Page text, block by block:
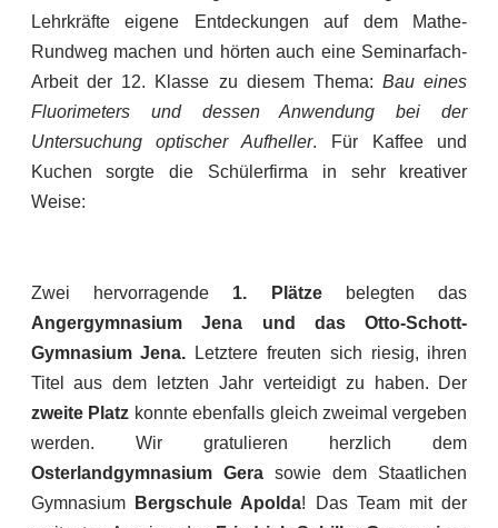
Lehrkräfte eigene Entdeckungen auf dem Mathe-
Rundweg machen und hörten auch eine Seminarfach-
Arbeit der 12. Klasse zu diesem Thema:Bau eines
Fluorimeters und dessen Anwendung bei der
Untersuchung optischer Aufheller. Für Kaffee und
Kuchen sorgte die Schülerfirma in sehr kreativer
Weise:
Zwei hervorragende 1. Plätzebelegten das
Angergymnasium Jena und das Otto-Schott-
Gymnasium Jena. Letztere freuten sich riesig, ihren
Titel aus dem letzten Jahr verteidigt zu haben. Der
zweite Platz konnte ebenfalls gleich zweimal vergeben
werden. Wir gratulieren herzlich dem
Osterlandgymnasium Gerasowie dem Staatlichen
GymnasiumBergschule Apolda! Das Team mit der